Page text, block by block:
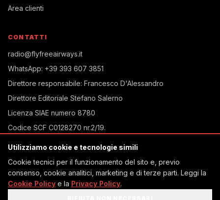
Area clienti
CONTATTI
radio@flyfreeairways.it
WhatsApp: +39 393 607 3851
Direttore responsabile: Francesco D'Alessandro
Direttore Editoriale Stefano Salerno
Licenza SIAE numero 8780
Codice SCF C0128270 nr.2/19.
Iscrizione ROC
32232/2018
Torino, TO, Italia
Utilizziamo cookie e tecnologie simili
Cookie tecnici per il funzionamento del sito e, previo
consenso, cookie analitici, marketing e di terze parti. Leggi la
Cookie Policy e la Privacy Policy.